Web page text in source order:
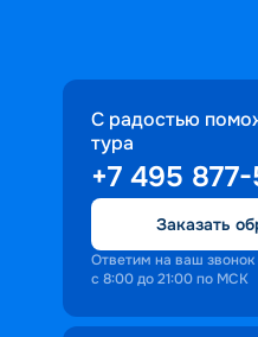
С радостью
тура
+7 495
Заказать
Ответим на ваш
с 8:00 до 21:00 по МСК